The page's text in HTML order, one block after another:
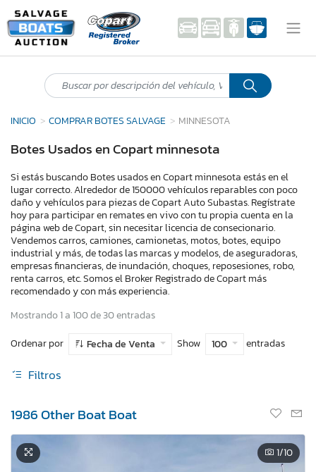
INICIO COMPRAR BOTES SALVAGE MINNESOTA
Botes Usados en Copart minnesota
Si estás buscando Botes usados en Copart minnesota estás en el
lugar correcto. Alrededor de 150000 vehículos reparables con poco
daño y vehículos para piezas de Copart Auto Subastas. Regístrate
hoy para participar en remates en vivo con tu propia cuenta en la
página web de Copart, sin necesitar licencia de consecionario.
Vendemos carros, camiones, camionetas, motos, botes, equipo
industrial y más, de todas las marcas y modelos, de aseguradoras,
empresas financieras, de inundación, choques, reposesiones, robo,
renta carros, etc. Somos el Broker Registrado de Copart más
recomendado y con más experiencia.
Mostrando 1 a 100 de 30 entradas
Ordenar por
Fecha de Venta Show 100 entradas
Filtros
1986 Other Boat Boat
1/10